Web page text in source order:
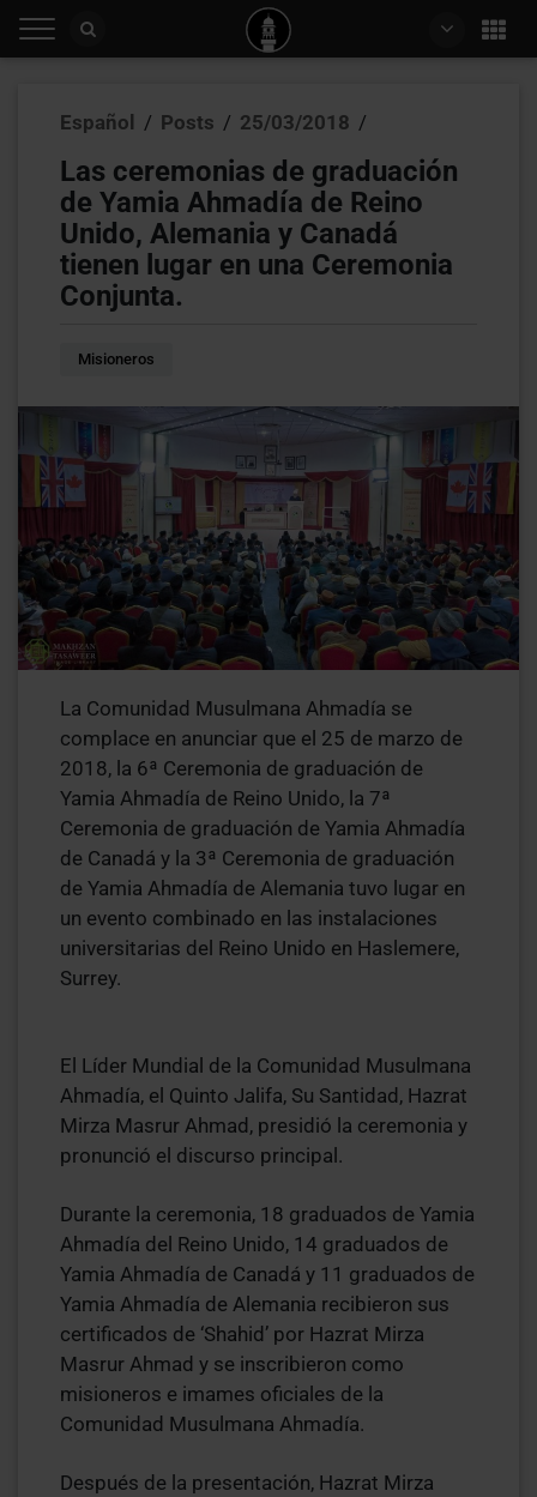
Español / Posts / 25/03/2018 /
Las ceremonias de graduación
de Yamia Ahmadía de Reino
Unido, Alemania y Canadá
tienen lugar en una Ceremonia
Conjunta.
Misioneros
La Comunidad Musulmana Ahmadía se
complace en anunciar que el 25 de marzo de
2018, la 6ª Ceremonia de graduación de
Yamia Ahmadía de Reino Unido, la 7ª
Ceremonia de graduación de Yamia Ahmadía
de Canadá y la 3ª Ceremonia de graduación
de Yamia Ahmadía de Alemania tuvo lugar en
un evento combinado en las instalaciones
universitarias del Reino Unido en Haslemere,
Surrey.
El Líder Mundial de la Comunidad Musulmana
Ahmadía, el Quinto Jalifa, Su Santidad, Hazrat
Mirza Masrur Ahmad, presidió la ceremonia y
pronunció el discurso principal.
Durante la ceremonia, 18 graduados de Yamia
Ahmadía del Reino Unido, 14 graduados de
Yamia Ahmadía de Canadá y 11 graduados de
Yamia Ahmadía de Alemania recibieron sus
certificados de ‘Shahid’ por Hazrat Mirza
Masrur Ahmad y se inscribieron como
misioneros e imames oficiales de la
Comunidad Musulmana Ahmadía.
Después de la presentación, Hazrat Mirza